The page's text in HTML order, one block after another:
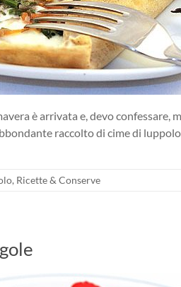
è arrivata e, devo confessare,
raccolto di cime di
, Ricette & Conserve